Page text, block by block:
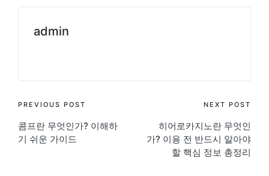
admin
Post
navigation
PREVIOUS POST
콤프란 무엇인가? 이해하
기 쉬운 가이드
NEXT POST
히어로카지노란 무엇인
가? 이용 전 반드시 알아야
할 핵심 정보 총정리